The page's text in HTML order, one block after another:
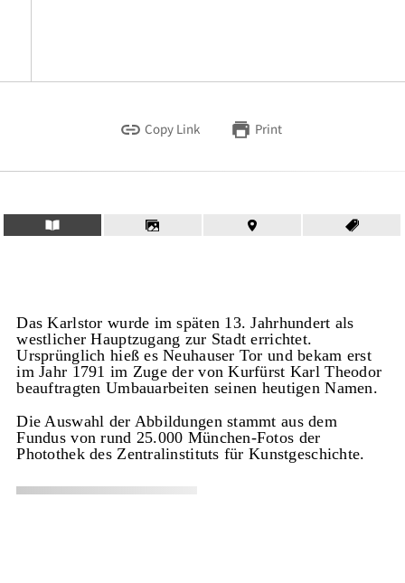
Copy Link Print
Das Karlstor wurde im späten 13. Jahrhundert als
westlicher Hauptzugang zur Stadt errichtet.
Ursprünglich hieß es Neuhauser Tor und bekam erst
im Jahr 1791 im Zuge der von Kurfürst Karl Theodor
beauftragten Umbauarbeiten seinen heutigen Namen.
Die Auswahl der Abbildungen stammt aus dem
Fundus von rund 25.000 München-Fotos der
Photothek des Zentralinstituts für Kunstgeschichte.